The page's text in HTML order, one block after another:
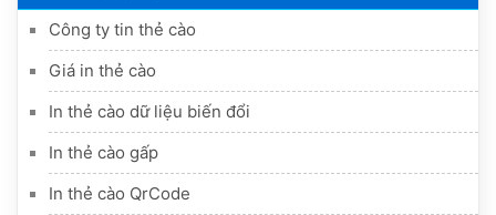
Công ty tin thẻ cào
Giá in thẻ cào
In thẻ cào dữ liệu biến đổi
In thẻ cào gấp
In thẻ cào QrCode